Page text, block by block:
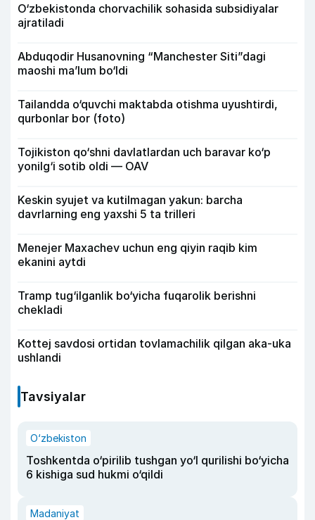
O‘zbekistonda chorvachilik sohasida subsidiyalar
ajratiladi
Abduqodir Husanovning “Manchester Siti”dagi
maoshi ma’lum bo‘ldi
Tailandda o‘quvchi maktabda otishma uyushtirdi,
qurbonlar bor (foto)
Tojikiston qo‘shni davlatlardan uch baravar ko‘p
yonilg‘i sotib oldi — OAV
Keskin syujet va kutilmagan yakun: barcha
davrlarning eng yaxshi 5 ta trilleri
Menejer Maxachev uchun eng qiyin raqib kim
ekanini aytdi
Tramp tug‘ilganlik bo‘yicha fuqarolik berishni
chekladi
Kottej savdosi ortidan tovlamachilik qilgan aka-uka
ushlandi
Tavsiyalar
O‘zbekiston
Toshkentda o‘pirilib tushgan yo‘l qurilishi bo‘yicha
6 kishiga sud hukmi o‘qildi
Madaniyat